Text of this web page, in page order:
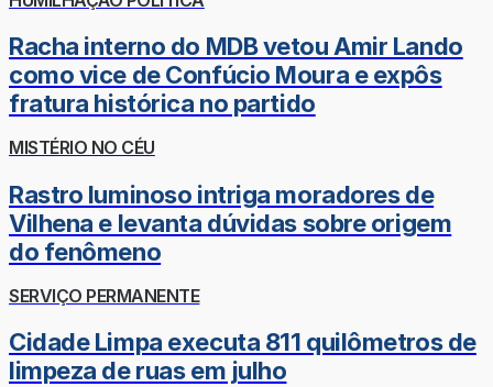
Racha interno do MDB vetou Amir Lando
como vice de Confúcio Moura e expôs
fratura histórica no partido
MISTÉRIO NO CÉU
Rastro luminoso intriga moradores de
Vilhena e levanta dúvidas sobre origem
do fenômeno
SERVIÇO PERMANENTE
Cidade Limpa executa 811 quilômetros de
limpeza de ruas em julho